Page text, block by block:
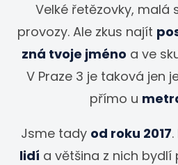
Velké řetězovky, malá
provozy. Ale zkus najít
zná tvoje jméno a ve
V Praze 3 je taková jen
přímo u
Jsme tady od roku 2017
lidí a většina z nich bydlí